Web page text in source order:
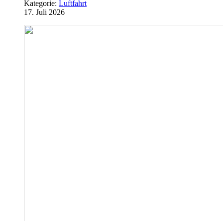
Kategorie: Luftfahrt
17. Juli 2026